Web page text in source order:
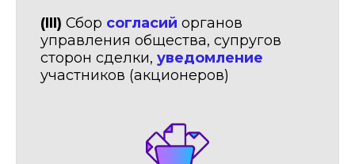
(III) Сбор согласий органов
управления общества, супругов
сторон сделки, уведомление
участников (акционеров)